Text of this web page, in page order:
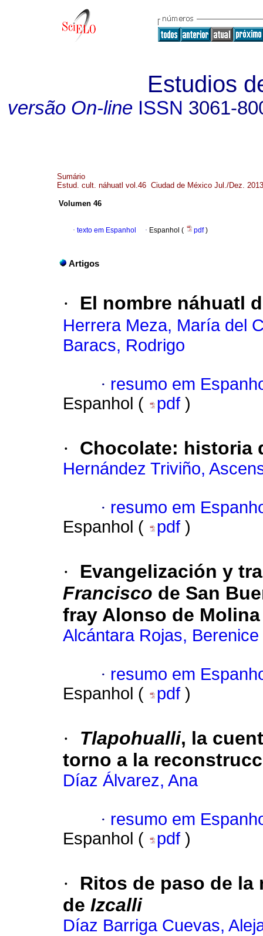
Estudios
versão On-line ISSN 3061-
Sumário
Estud. cult. náhuatl vol.46 Ciudad de México Jul./Dez. 2013
Volumen 46
· texto em Espanhol · Espanhol ( pdf)
Artigos
· El nombre náhuatl
Herrera Meza, María del
Baracs, Rodrigo
· resumo em
Espanhol (
pdf )
· Chocolate: historia
Hernández Triviño,
· resumo em
Espanhol (
pdf )
·
Evangelización y
Francisco de San
fray Alonso de Molina
Alcántara Rojas, Berenice
· resumo em
Espanhol (
pdf )
· Tlapohualli, la
torno a la
Díaz Álvarez, Ana
· resumo em
Espanhol (
pdf )
·
Ritos de paso de la
de Izcalli
Díaz Barriga Cuevas,